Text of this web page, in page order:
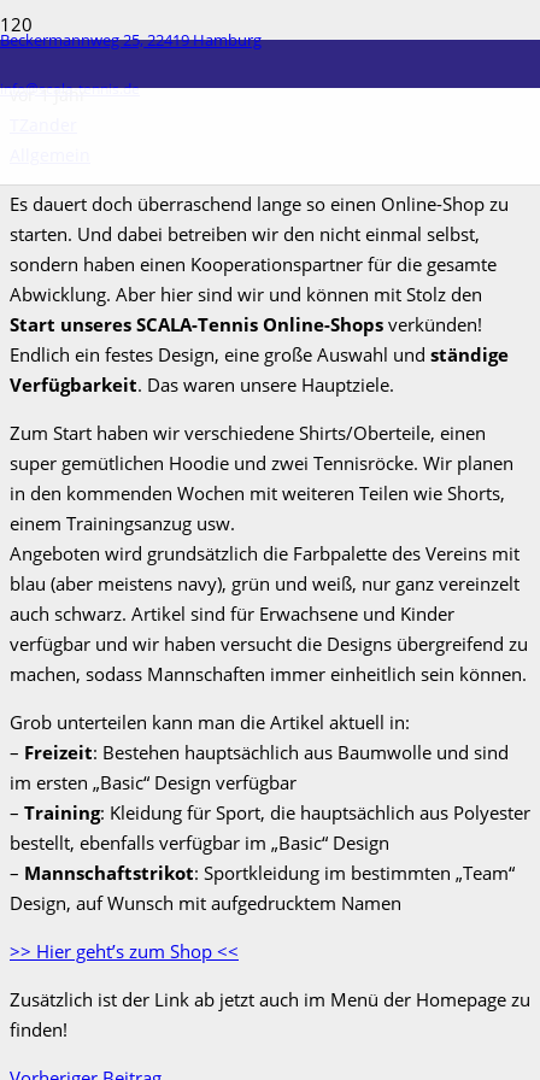
Beckermannweg 25, 22419 Hamburg
info@scala-tennis.de
SCALA-Tennis Online-Shop!
vor 1 Jahr
Es dauert doch überraschend lange so einen Online-Shop zu
starten. Und dabei betreiben wir den nicht einmal selbst,
sondern haben einen Kooperationspartner für die gesamte
Abwicklung. Aber hier sind wir und können mit Stolz den
Start unseres SCALA-Tennis Online-Shops verkünden!
Endlich ein festes Design, eine große Auswahl und ständige
Verfügbarkeit. Das waren unsere Hauptziele.
Zum Start haben wir verschiedene Shirts/Oberteile, einen
super gemütlichen Hoodie und zwei Tennisröcke. Wir planen
in den kommenden Wochen mit weiteren Teilen wie Shorts,
einem Trainingsanzug usw.
Angeboten wird grundsätzlich die Farbpalette des Vereins mit
blau (aber meistens navy), grün und weiß, nur ganz vereinzelt
auch schwarz. Artikel sind für Erwachsene und Kinder
verfügbar und wir haben versucht die Designs übergreifend zu
machen, sodass Mannschaften immer einheitlich sein können.
Grob unterteilen kann man die Artikel aktuell in:
– Freizeit: Bestehen hauptsächlich aus Baumwolle und sind
im ersten „Basic“ Design verfügbar
– Training: Kleidung für Sport, die hauptsächlich aus Polyester
bestellt, ebenfalls verfügbar im „Basic“ Design
– Mannschaftstrikot: Sportkleidung im bestimmten „Team“
Design, auf Wunsch mit aufgedrucktem Namen
>> Hier geht’s zum Shop <<
Zusätzlich ist der Link ab jetzt auch im Menü der Homepage zu
finden!